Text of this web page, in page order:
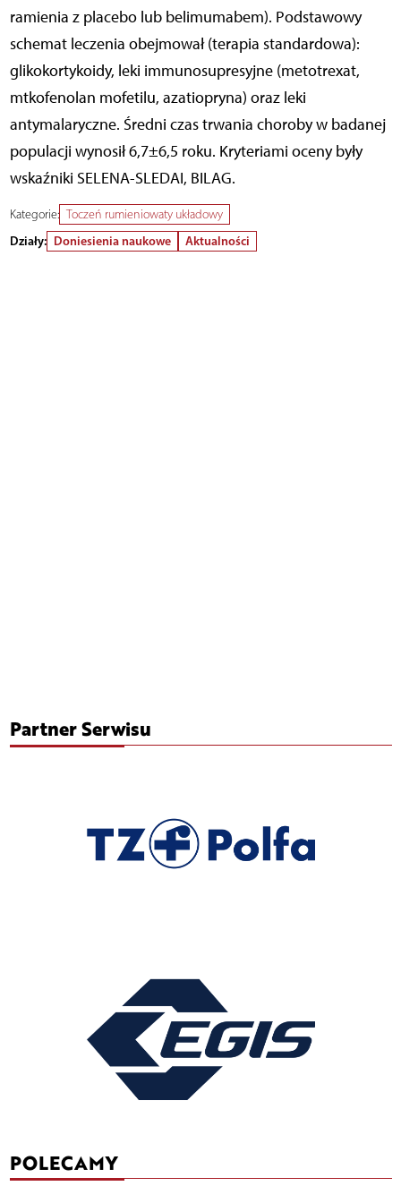
ramienia z placebo lub belimumabem). Podstawowy
schemat leczenia obejmował (terapia standardowa):
glikokortykoidy, leki immunosupresyjne (metotrexat,
mtkofenolan mofetilu, azatiopryna) oraz leki
antymalaryczne. Średni czas trwania choroby w badanej
populacji wynosił 6,7±6,5 roku. Kryteriami oceny były
wskaźniki SELENA-SLEDAI, BILAG.
Kategorie: Toczeń rumieniowaty układowy
Działy: Doniesienia naukowe Aktualności
Partner Serwisu
POLECAMY